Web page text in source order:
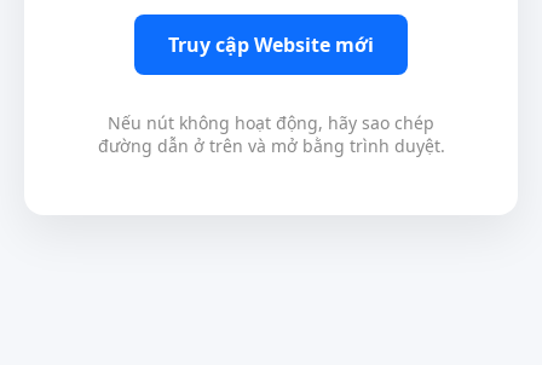
Truy cập Website mới
Nếu nút không hoạt động, hãy sao chép
đường dẫn ở trên và mở bằng trình duyệt.